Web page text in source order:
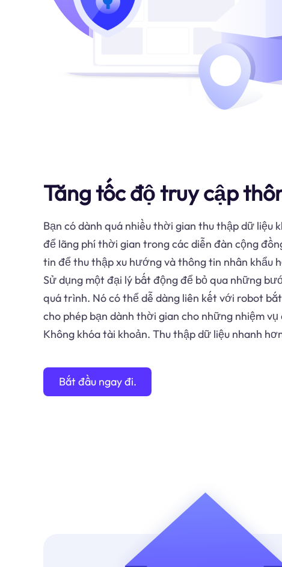
Tăng tốc độ truy cập
Bạn có dành quá nhiều thời gian thu thập dữ liệu
để lãng phí thời gian trong các diễn đàn cộng
tin để thu thập xu hướng và thông tin nhân khẩu
Sử dụng một đại lý bất động để bỏ qua những
quá trình. Nó có thể dễ dàng liên kết với robot
cho phép bạn dành thời gian cho những nhiệm
Không khóa tài khoản. Thu thập dữ liệu nhanh
Bắt đầu ngay đi.